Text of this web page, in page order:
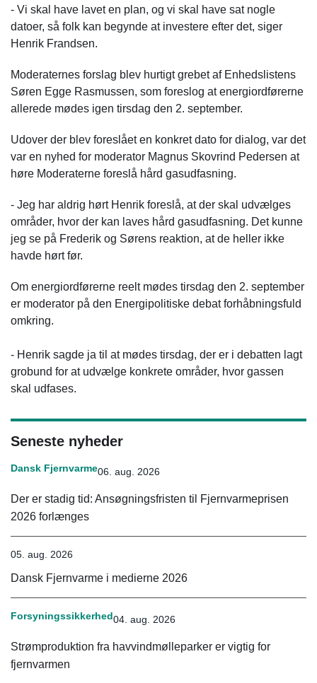
- Vi skal have lavet en plan, og vi skal have sat nogle
datoer, så folk kan begynde at investere efter det, siger
Henrik Frandsen.
Moderaternes forslag blev hurtigt grebet af Enhedslistens
Søren Egge Rasmussen, som foreslog at energiordførerne
allerede mødes igen tirsdag den 2. september.
Udover der blev foreslået en konkret dato for dialog, var det
var en nyhed for moderator Magnus Skovrind Pedersen at
høre Moderaterne foreslå hård gasudfasning.
- Jeg har aldrig hørt Henrik foreslå, at der skal udvælges
områder, hvor der kan laves hård gasudfasning. Det kunne
jeg se på Frederik og Sørens reaktion, at de heller ikke
havde hørt før.
Om energiordførerne reelt mødes tirsdag den 2. september
er moderator på den Energipolitiske debat forhåbningsfuld
omkring.
- Henrik sagde ja til at mødes tirsdag, der er i debatten lagt
grobund for at udvælge konkrete områder, hvor gassen
skal udfases.
Seneste nyheder
Dansk Fjernvarme06. aug. 2026
Der er stadig tid: Ansøgningsfristen til Fjernvarmeprisen
2026 forlænges
05. aug. 2026
Dansk Fjernvarme i medierne 2026
Forsyningssikkerhed04. aug. 2026
Strømproduktion fra havvindmølleparker er vigtig for
fjernvarmen